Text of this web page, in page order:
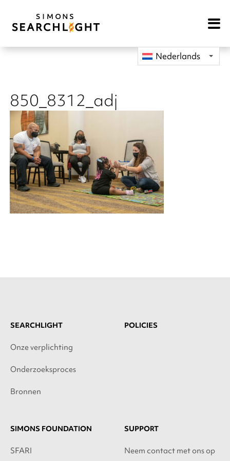
Open
Nederlands
850_8312_adj
SEARCHLIGHT
Onze verplichting
Onderzoeksproces
Bronnen
POLICIES
SIMONS FOUNDATION
SFARI
SUPPORT
Neem contact met ons op